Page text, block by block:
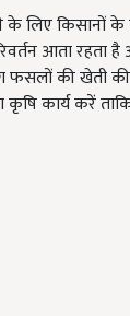
किसानों के
आता
की खेती की
कृषि कार्य करें